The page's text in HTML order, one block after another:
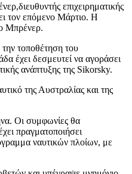
επιχειρηματικής
τον επόμενο Μάρτιο. Η
Μπρένερ.
τοποθέτηση του
έχει δεσμευτεί να αγοράσει
ανάπτυξης της Sikorsky.
της Αυστραλίας και της
Οι συμφωνίες θα
πραγματοποιήσει
ναυτικών πλοίων, με